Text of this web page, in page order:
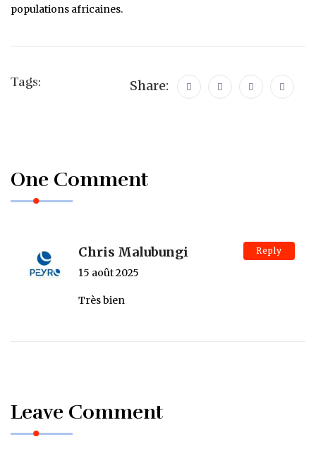
populations africaines.
Tags: Share:
One Comment
Chris Malubungi
15 août 2025
Reply
Très bien
Leave Comment